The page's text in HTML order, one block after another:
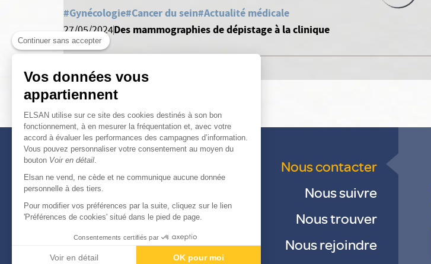
Continuer sans accepter
Vos données vous
appartiennent
ELSAN utilise sur ce site des cookies destinés à son bon
fonctionnement, à en mesurer la fréquentation et, avec votre
accord à évaluer les performances des campagnes d’information.
Vous pouvez personnaliser votre consentement au moyen du
bouton Voir en détail
Elsan ne vend, ne cède et ne communique aucune donnée
personnelle à des tiers.
Pour modifier vos préférences par la suite, cliquez sur le lien
'Préférences de cookies' situé dans le pied de page.
Consentements certifiés par
Voir en détail OK pour moi
#Gynécologie#Cancer du sein#Actualité médicale
27/05/2024Des mammographies de dépistage à la clinique
Nous contacter
Nous suivre
Nous trouver
Nous rejoindre